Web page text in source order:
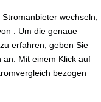
wechseln,
. Um die genaue
erfahren, geben Sie
Mit einem Klick auf
bezogen